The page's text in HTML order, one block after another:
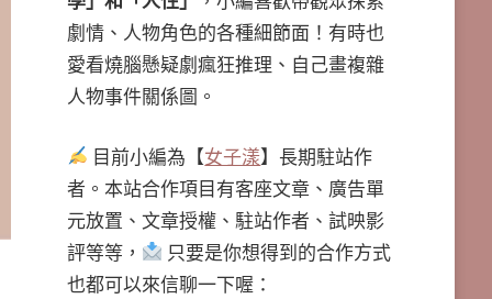
劇情、人物角色的各種細節面！有時也
愛看燒腦懸疑劇瘋狂推理、自己畫複雜
人物事件關係圖。
目前小編為【女子漾】長期駐站作
者。本站合作項目有客座文章、廣告單
元放置、文章授權、駐站作者、試映影
評等等，
只要是你想得到的合作方式
也都可以來信聊一下喔：